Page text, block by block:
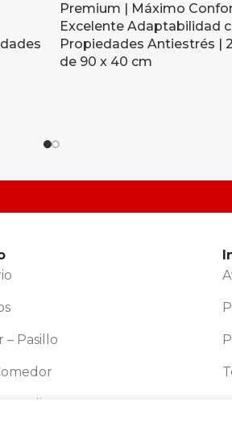
Premium | Máximo
Excelente Adaptabilidad
Propiedades Antiestrés |
de 90 x 40 cm
– Pasillo